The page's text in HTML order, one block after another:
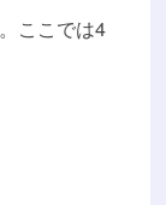
ここでは4